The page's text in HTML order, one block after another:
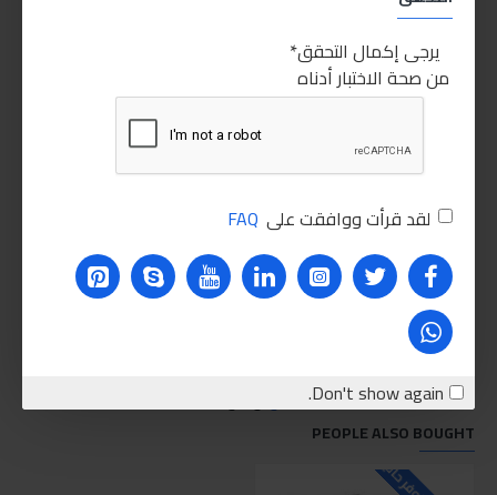
يرجى إكمال التحقق
من صحة الاختبار أدناه
لقد قرأت ووافقت على FAQ
Don't show again.
HOT غير متوفر
منظف الرشاشات ليكوي مولي - 300مل
280.00LE
غير متوفر
PEOPLE ALSO BOUGHT